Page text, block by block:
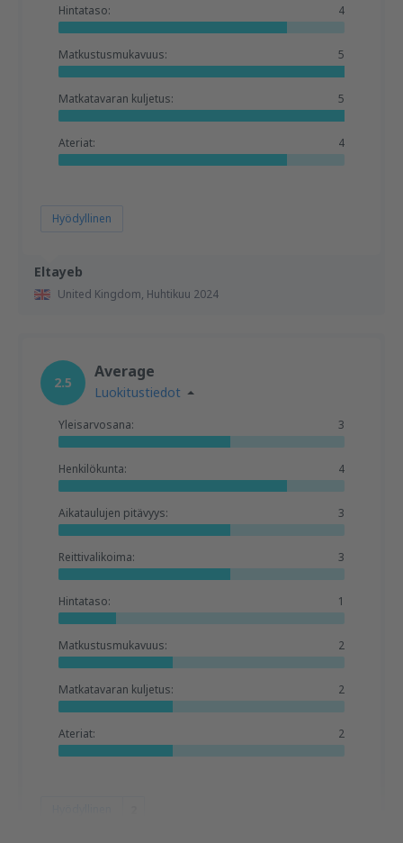
Eltayeb
United Kingdom, Huhtikuu 2024
Hintataso: 4
Matkustusmukavuus: 5
Matkatavaran kuljetus: 5
Ateriat: 4
Hyödyllinen
2.5
Average
Luokitustiedot
Yleisarvosana: 3
Henkilökunta: 4
Aikataulujen pitävyys: 3
Reittivalikoima: 3
Hintataso: 1
Matkustusmukavuus: 2
Matkatavaran kuljetus: 2
Ateriat: 2